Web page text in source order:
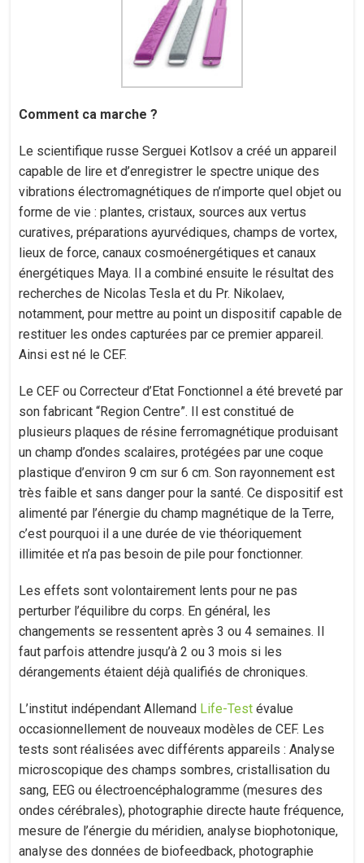
Comment ca marche ?
Le scientifique russe Serguei Kotlsov a créé un appareil
capable de lire et d’enregistrer le spectre unique des
vibrations électromagnétiques de n’importe quel objet ou
forme de vie : plantes, cristaux, sources aux vertus
curatives, préparations ayurvédiques, champs de vortex,
lieux de force, canaux cosmoénergétiques et canaux
énergétiques Maya. Il a combiné ensuite le résultat des
recherches de Nicolas Tesla et du Pr. Nikolaev,
notamment, pour mettre au point un dispositif capable de
restituer les ondes capturées par ce premier appareil.
Ainsi est né le CEF.
Le CEF ou Correcteur d’Etat Fonctionnel a été breveté par
son fabricant “Region Centre”. Il est constitué de
plusieurs plaques de résine ferromagnétique produisant
un champ d’ondes scalaires, protégées par une coque
plastique d’environ 9 cm sur 6 cm. Son rayonnement est
très faible et sans danger pour la santé. Ce dispositif est
alimenté par l’énergie du champ magnétique de la Terre,
c’est pourquoi il a une durée de vie théoriquement
illimitée et n’a pas besoin de pile pour fonctionner.
Les effets sont volontairement lents pour ne pas
perturber l’équilibre du corps. En général, les
changements se ressentent après 3 ou 4 semaines. Il
faut parfois attendre jusqu’à 2 ou 3 mois si les
dérangements étaient déjà qualifiés de chroniques.
L’institut indépendant Allemand Life-Test évalue
occasionnellement de nouveaux modèles de CEF. Les
tests sont réalisées avec différents appareils : Analyse
microscopique des champs sombres, cristallisation du
sang, EEG ou électroencéphalogramme (mesures des
ondes cérébrales), photographie directe haute fréquence,
mesure de l’énergie du méridien, analyse biophotonique,
analyse des données de biofeedback, photographie